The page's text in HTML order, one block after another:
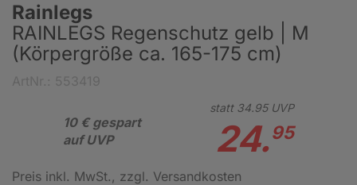
Rainlegs
RAINLEGS Regenschutz gelb | M
(Körpergröße ca. 165-175 cm)
10 € gespart
auf UVP
statt 34.95UVP
24.95
Preis inkl. MwSt., zzgl. Versandkosten